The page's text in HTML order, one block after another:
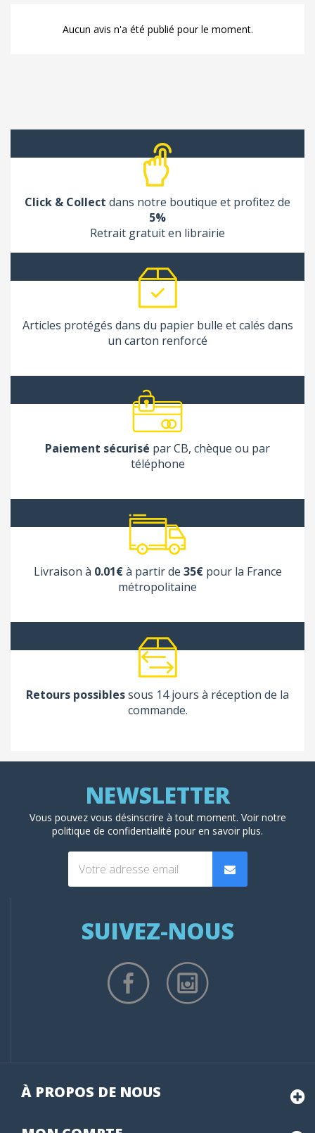
Aucun avis n'a été publié pour le moment.
Click & Collect dans notre boutique et profitez de
5%
Retrait gratuit en librairie
Articles protégés dans du papier bulle et calés dans
un carton renforcé
Paiement sécurisé par CB, chèque ou par
téléphone
Livraison à 0.01€à partir de 35€pour la France
métropolitaine
Retours possiblessous 14 jours à réception de la
commande.
Vous pouvez vous désinscrire à tout moment. Voir notre
politique de confidentialité pour en savoir plus.
SUIVEZ-NOUS
À PROPOS DE NOUS